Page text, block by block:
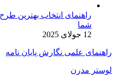
راهنمای انتخاب بهترین
شما
12 جولای 2025
راهنمای علمی نگارش پایان نامه
لوستر مدرن